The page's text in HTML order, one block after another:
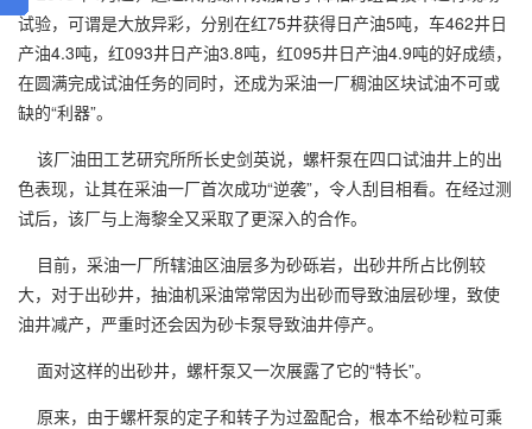
试验，可谓是大放异彩，分别在红75井获得日产油5吨，车462井日
产油4.3吨，红093井日产油3.8吨，红095井日产油4.9吨的好成绩，
在圆满完成试油任务的同时，还成为采油一厂稠油区块试油不可或
缺的“利器”。
该厂油田工艺研究所所长史剑英说，螺杆泵在四口试油井上的出
色表现，让其在采油一厂首次成功“逆袭”，令人刮目相看。在经过测
试后，该厂与上海黎全又采取了更深入的合作。
目前，采油一厂所辖油区油层多为砂砾岩，出砂井所占比例较
大，对于出砂井，抽油机采油常常因为出砂而导致油层砂埋，致使
油井减产，严重时还会因为砂卡泵导致油井停产。
面对这样的出砂井，螺杆泵又一次展露了它的“特长”。
原来，由于螺杆泵的定子和转子为过盈配合，根本不给砂粒可乘